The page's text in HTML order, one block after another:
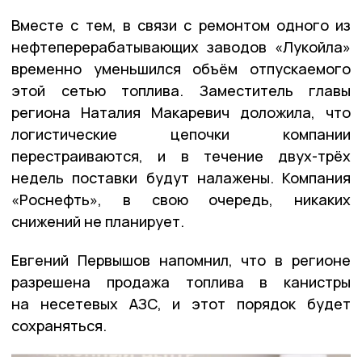
Вместе с тем, в связи с ремонтом одного из
нефтеперерабатывающих заводов «Лукойла»
временно уменьшился объём отпускаемого
этой сетью топлива. Заместитель главы
региона Наталия Макаревич доложила, что
логистические цепочки компании
перестраиваются, и в течение двух-трёх
недель поставки будут налажены. Компания
«Роснефть», в свою очередь, никаких
снижений не планирует.
Евгений Первышов напомнил, что в регионе
разрешена продажа топлива в канистры
на несетевых АЗС, и этот порядок будет
сохраняться.